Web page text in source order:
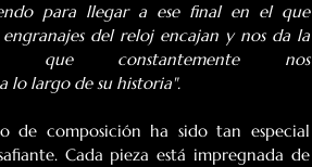
para llegar a ese final en el que
del reloj encajan y nos da la
que constantemente nos
lo largo de su historia".
de composición ha sido tan especial
Cada pieza está impregnada de